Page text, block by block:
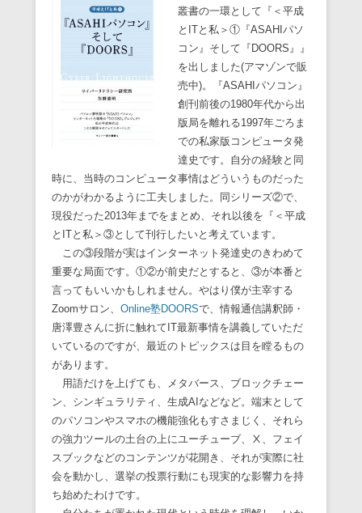
叢書の一環として『＜平成
とITと私＞①『ASAHIパソ
コン』そして『DOORS』』
を出しました(アマゾンで販
売中)。『ASAHIパソコン』
創刊前後の1980年代から出
版局を離れる1997年ごろま
での私家版コンピュータ発
達史です。自分の経験と同
時に、当時のコンピュータ事情はどういうものだった
のかがわかるように工夫しました。同シリーズ②で、
現役だった2013年までをまとめ、それ以後を『＜平成
とITと私＞③として刊行したいと考えています。
この③段階が実はインターネット発達史のきわめて
重要な局面です。①②が前史だとすると、③が本番と
言ってもいいかもしれません。やはり僕が主宰する
Zoomサロン、 Online塾DOORSで、情報通信講釈師・
唐澤豊さんに折に触れてIT最新事情を講義していただ
いているのですが、最近のトピックスは目を瞠るもの
があります。
用語だけを上げても、メタバース、ブロックチェー
ン、シンギュラリティ、生成AIなどなど。端末として
のパソコンやスマホの機能強化もすさまじく、それら
の強力ツールの土台の上にユーチューブ、Ⅹ、フェイ
スブックなどのコンテンツが花開き、それが実際に社
会を動かし、選挙の投票行動にも現実的な影響力を持
ち始めたわけです。